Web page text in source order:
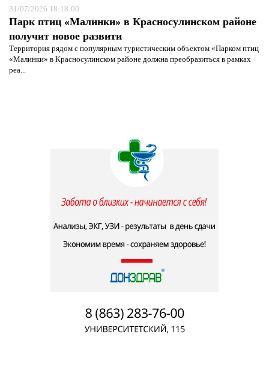
31/07/2026 18:18:00
Парк птиц «Малинки» в Красносулинском районе
получит новое развити
Территория рядом с популярным туристическим объектом «Парком птиц
«Малинки» в Красносулинском районе должна преобразиться в рамках
реа...